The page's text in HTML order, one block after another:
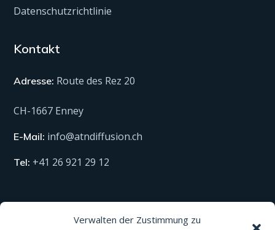
Verwalten der Zustimmung zu
Datenschutzrichtlinie
Kontakt
Adresse: Route des Rez 20
CH-1667 Enney
E-Mail: info@atndiffusion.ch
Tel: +41 26 921 29 12
Technische Produkte